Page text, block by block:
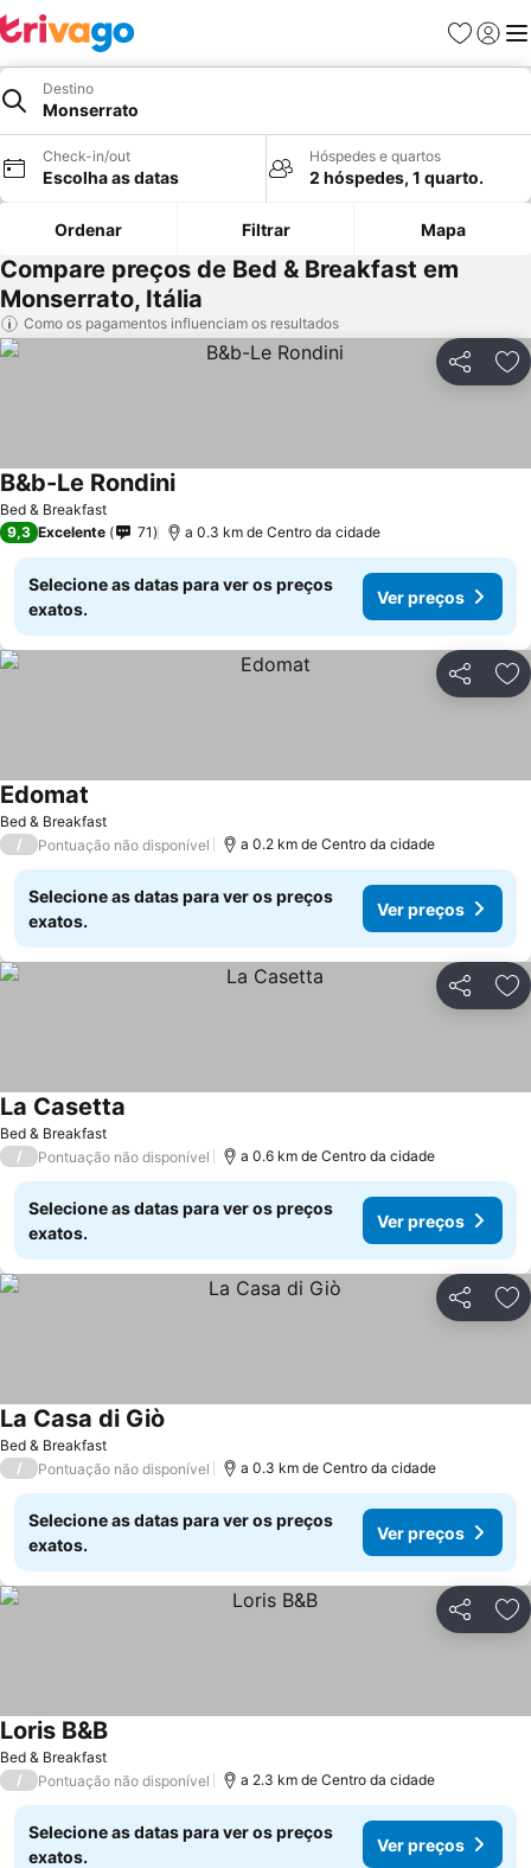
Favoritos
Iniciar
Destino
Monserrato
Check-in/out
Escolha as datas
Hóspedes e quartos
2 hóspedes, 1 quarto.
Ordenar Filtrar Mapa
Compare preços de Bed & Breakfast em
Monserrato, Itália
Como os pagamentos influenciam os resultados
Partilhar
Bed & Breakfast
B&b-Le Rondini
9,3 Excelente 71 a 0.3 km de Centro da cidade
Selecione as datas para ver os preços
exatos.
Ver preços
Partilhar
Bed & Breakfast
Edomat
/ Pontuação não disponível a 0.2 km de Centro da cidade
Selecione as datas para ver os preços
exatos.
Ver preços
Partilhar
Bed & Breakfast
La Casetta
/ Pontuação não disponível a 0.6 km de Centro da cidade
Selecione as datas para ver os preços
exatos.
Ver preços
Partilhar
Bed & Breakfast
La Casa di Giò
/ Pontuação não disponível a 0.3 km de Centro da cidade
Selecione as datas para ver os preços
exatos.
Ver preços
Partilhar
Bed & Breakfast
Loris B&B
/ Pontuação não disponível a 2.3 km de Centro da cidade
Selecione as datas para ver os preços
exatos.
Ver preços